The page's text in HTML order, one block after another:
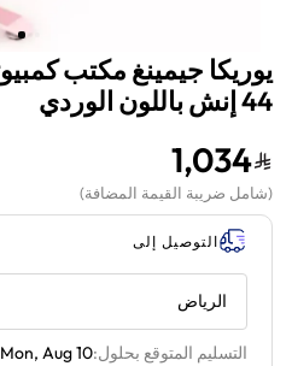
44 إنش باللون الوردي
1,034
(شامل ضريبة القيمة المضافة)
التوصيل إلى
الرياض
التسليم المتوقع بحلول:Mon, Aug 10